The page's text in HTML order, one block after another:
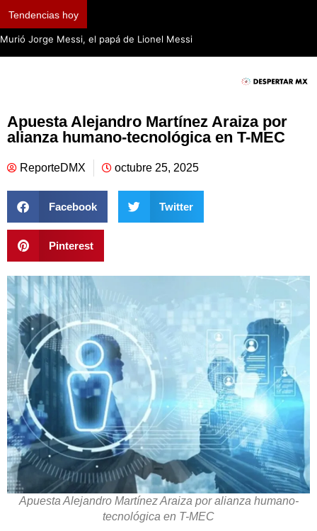
Tendencias hoy
Murió Jorge Messi, el papá de Lionel Messi
Apuesta Alejandro Martínez Araiza por
alianza humano-tecnológica en T-MEC
ReporteDMX octubre 25, 2025
Facebook Twitter
Pinterest
Apuesta Alejandro Martínez Araiza por alianza humano-
tecnológica en T-MEC